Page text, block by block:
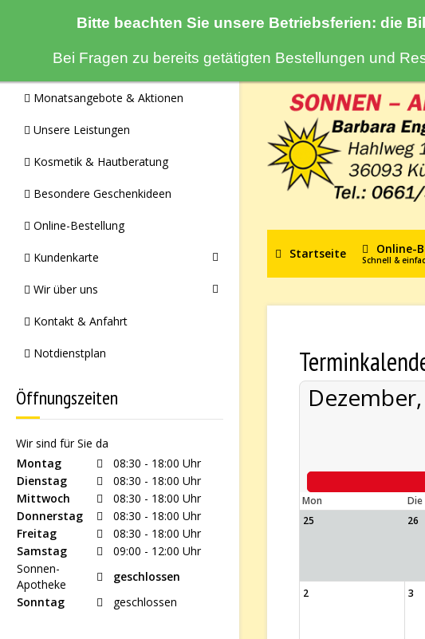
Bitte beachten Sie unsere Betriebsferien: die
Bei Fragen zu bereits getätigten Bestellungen und
Monatsangebote & Aktionen
Unsere Leistungen
Kosmetik & Hautberatung
Besondere Geschenkideen
Online-Bestellung
Kundenkarte
Wir über uns
Kontakt & Anfahrt
Notdienstplan
Öffnungszeiten
Wir sind für Sie da
Montag
08:30 - 18:00 Uhr
Dienstag
08:30 - 18:00 Uhr
Mittwoch
08:30 - 18:00 Uhr
Donnerstag
08:30 - 18:00 Uhr
Freitag
08:30 - 18:00 Uhr
Samstag
09:00 - 12:00 Uhr
Sonnen-
Apotheke
geschlossen
Sonntag
geschlossen
Startseite Online-
Schnell &
Dezember,
Mon Die
25
26
2 3